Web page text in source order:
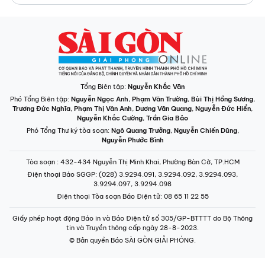
Tổng Biên tập: Nguyễn Khắc Văn
Phó Tổng Biên tập: Nguyễn Ngọc Anh, Phạm Văn Trường, Bùi Thị Hồng Sương,
Trương Đức Nghĩa, Phạm Thị Vân Anh, Dương Văn Quang, Nguyễn Đức Hiển,
Nguyễn Khắc Cường, Trần Gia Bảo
Phó Tổng Thư ký tòa soạn: Ngô Quang Trưởng, Nguyễn Chiến Dũng,
Nguyễn Phước Bình
Tòa soạn : 432-434 Nguyễn Thị Minh Khai, Phường Bàn Cờ, TP.HCM
Điện thoại Báo SGGP: (028) 3.9294.091, 3.9294.092, 3.9294.093,
3.9294.097, 3.9294.098
Điện thoại Tòa soạn Báo Điện tử: 08 65 11 22 55
Giấy phép hoạt động Báo in và Báo Điện tử số 305/GP-BTTTT do Bộ Thông
tin và Truyền thông cấp ngày 28-8-2023.
© Bản quyền Báo SÀI GÒN GIẢI PHÓNG.